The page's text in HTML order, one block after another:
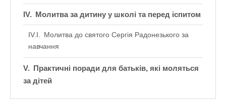
Молитва за дитину у школі та перед іспитом
Молитва до святого Сергія Радонезького за
навчання
Практичні поради для батьків, які моляться
за дітей